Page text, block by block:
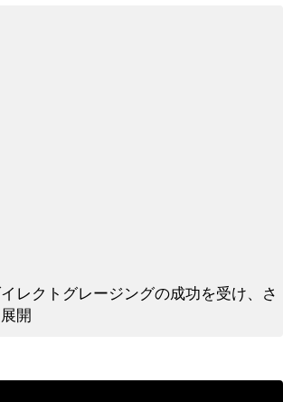
レクトグレージングの成功を受け、さ
開